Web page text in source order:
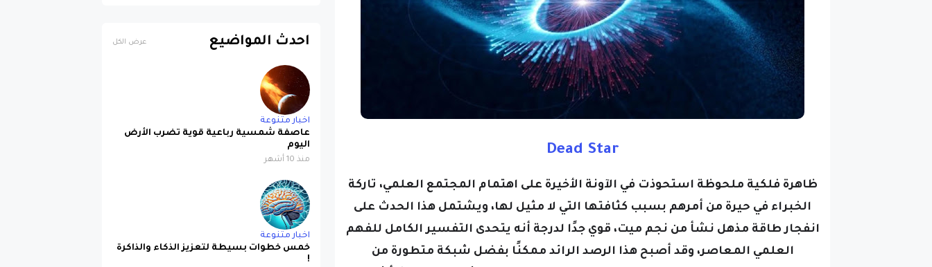
Dead Star
ظاهرة فلكية ملحوظة استحوذت في الآونة الأخيرة على اهتمام المجتمع العلمي، تاركة
الخبراء في حيرة من أمرهم بسبب كثافتها التي لا مثيل لها، ويشتمل هذا الحدث على
انفجار طاقة مذهل نشأ من نجم ميت، قوي جدًا لدرجة أنه يتحدى التفسير الكامل للفهم
العلمي المعاصر، وقد أصبح هذا الرصد الرائد ممكنًا بفضل شبكة متطورة من
احدث المواضيع عرض الكل
اخبار متنوعة
عاصفة شمسية رباعية قوية تضرب الأرض
اليوم
منذ 10 أشهر
اخبار متنوعة
خمس خطوات بسيطة لتعزيز الذكاء والذاكرة
!